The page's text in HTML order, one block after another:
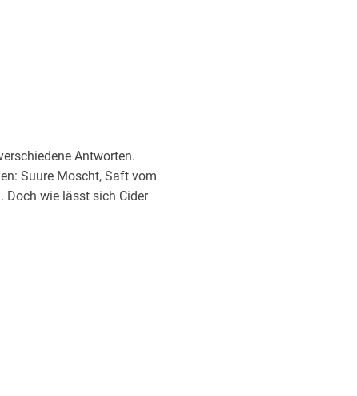
Antworten.
Suure Moscht, Saft vom
Doch wie lässt sich Cider